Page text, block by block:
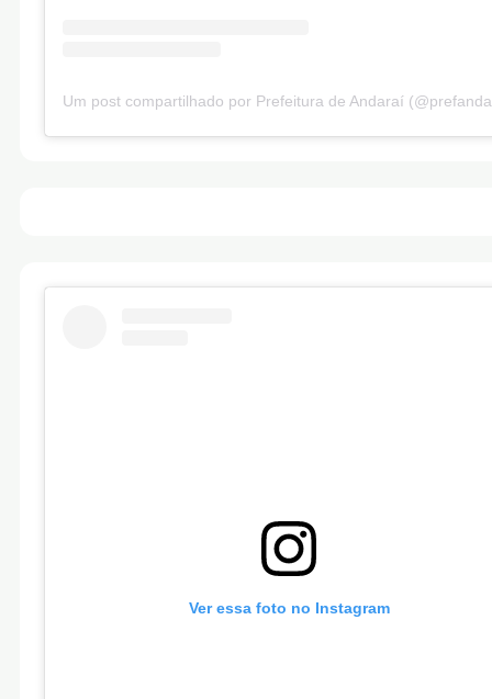
Um post compartilhado por Prefeitura de Andaraí
Ver essa foto no Instagram